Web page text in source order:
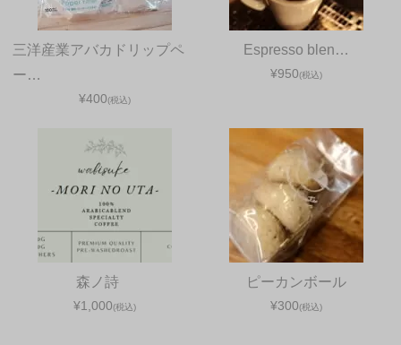
三洋産業アバカドリップペ
ー…
¥400(税込)
Espresso blen…
¥950(税込)
森ノ詩
¥1,000(税込)
ピーカンボール
¥300(税込)